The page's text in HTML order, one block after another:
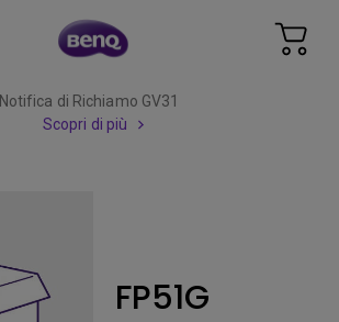
Notifica di Richiamo GV31
Scopri di più
FP51G